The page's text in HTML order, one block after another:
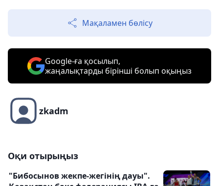
Мақаламен бөлісу
Google-ға қосылып,
жаңалықтарды бірінші болып оқыңыз
zkadm
Оқи отырыңыз
"Бибосынов жекпе-жегінің дауы".